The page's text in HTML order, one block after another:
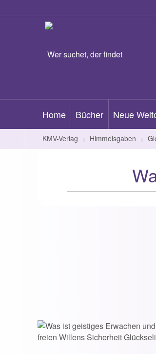
Wer suchet, der findet
Home Bücher Neue
KMV-Verlag | Himmelsgaben |